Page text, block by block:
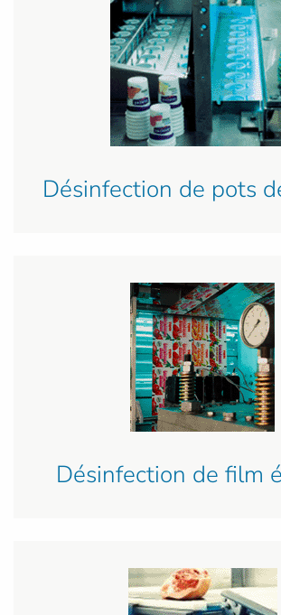
Désinfection de pots
Désinfection de film